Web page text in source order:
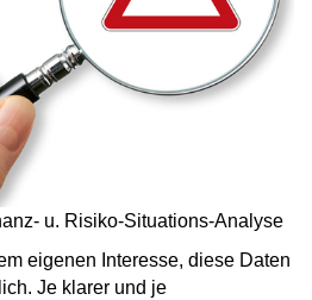
u. Risiko-Situations-Analyse
eigenen Interesse, diese Daten
Je klarer und je